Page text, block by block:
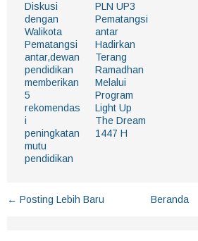
Diskusi
dengan
Walikota
Pematangsi
antar,dewan
pendidikan
memberikan
5
rekomendas
i
peningkatan
mutu
pendidikan
PLN UP3
Pematangsi
antar
Hadirkan
Terang
Ramadhan
Melalui
Program
Light Up
The Dream
1447 H
← Posting Lebih Baru Beranda